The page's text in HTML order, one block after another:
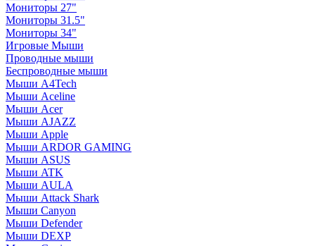
Мониторы 27"
Мониторы 31.5"
Мониторы 34"
Игровые Мыши
Проводные мыши
Беспроводные мыши
Мыши A4Tech
Мыши Aceline
Мыши Acer
Мыши AJAZZ
Мыши Apple
Мыши ARDOR GAMING
Мыши ASUS
Мыши ATK
Мыши AULA
Мыши Attack Shark
Мыши Canyon
Мыши Defender
Мыши DEXP